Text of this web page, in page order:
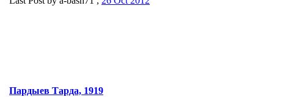
Пардыев Тарда, 1919